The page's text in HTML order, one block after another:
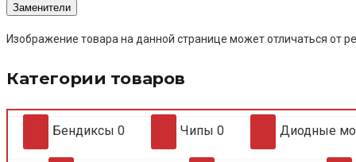
Заменители
Изображение товара на данной странице может отличаться от
Категории товаров
Бендиксы 0 Чипы 0 Диодные